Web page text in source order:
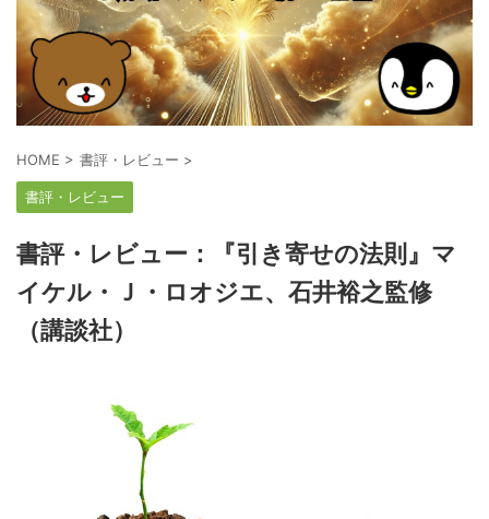
HOME > 書評・レビュー >
書評・レビュー
書評・レビュー：『引き寄せの法則』マ
イケル・Ｊ・ロオジエ、石井裕之監修
（講談社）